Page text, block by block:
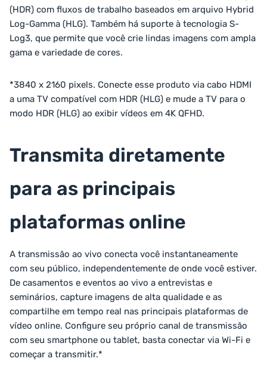
(HDR) com fluxos de trabalho baseados em arquivo Hybrid
Log-Gamma (HLG). Também há suporte à tecnologia S-
Log3, que permite que você crie lindas imagens com ampla
gama e variedade de cores.
*3840 x 2160 pixels. Conecte esse produto via cabo HDMI
a uma TV compatível com HDR (HLG) e mude a TV para o
modo HDR (HLG) ao exibir vídeos em 4K QFHD.
Transmita diretamente
para as principais
plataformas online
A transmissão ao vivo conecta você instantaneamente
com seu público, independentemente de onde você estiver.
De casamentos e eventos ao vivo a entrevistas e
seminários, capture imagens de alta qualidade e as
compartilhe em tempo real nas principais plataformas de
vídeo online. Configure seu próprio canal de transmissão
com seu smartphone ou tablet, basta conectar via Wi-Fi e
começar a transmitir.*